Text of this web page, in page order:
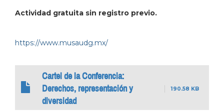
Actividad gratuita sin registro previo.
https://www.musaudg.mx/
Cartel de la Conferencia:
Derechos, representación y
diversidad
190.58 KB